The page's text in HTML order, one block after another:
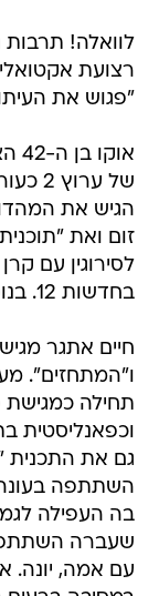
לוואלה! תרבות
רצועת
"פגוש את
של
זום ואת
לסירוגין עם
בחדשות 12. בנוסף הוא מגיש ב-103FM.
חיים אתגר
תחילה כמגישת
וכפאנליסטית
השתתפה
בה העפילה
עם אמה, יונה.